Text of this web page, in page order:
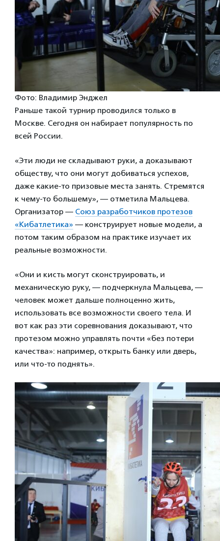
Фото: Владимир Энджел
Раньше такой турнир проводился только в
Москве. Сегодня он набирает популярность по
всей России.
«Эти люди не складывают руки, а доказывают
обществу, что они могут добиваться успехов,
даже какие-то призовые места занять. Стремятся
к чему-то большему», — отметила Мальцева.
Организатор — Союз разработчиков протезов
«Кибатлетика» — конструирует новые модели, а
потом таким образом на практике изучает их
реальные возможности.
«Они и кисть могут сконструировать, и
механическую руку, — подчеркнула Мальцева, —
человек может дальше полноценно жить,
использовать все возможности своего тела. И
вот как раз эти соревнования доказывают, что
протезом можно управлять почти «без потери
качества»: например, открыть банку или дверь,
или что-то поднять».